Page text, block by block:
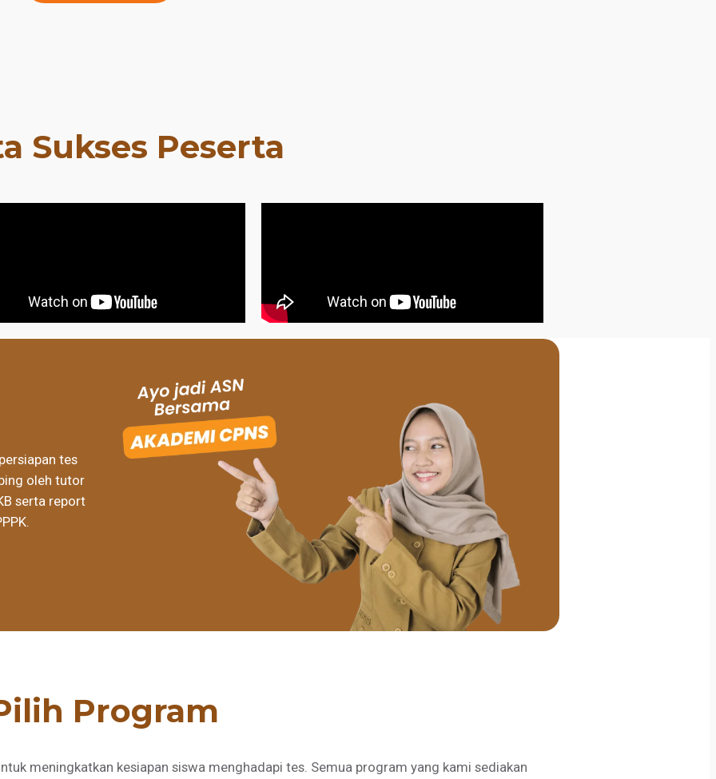
Sukses Peserta
tes
oleh tutor
serta report
Program
meningkatkan kesiapan siswa menghadapi tes. Semua program yang kami sediakan